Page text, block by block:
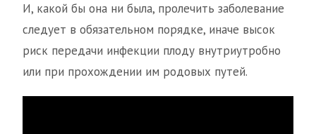
И, какой бы она ни была, пролечить заболевание
следует в обязательном порядке, иначе высок
риск передачи инфекции плоду внутриутробно
или при прохождении им родовых путей.